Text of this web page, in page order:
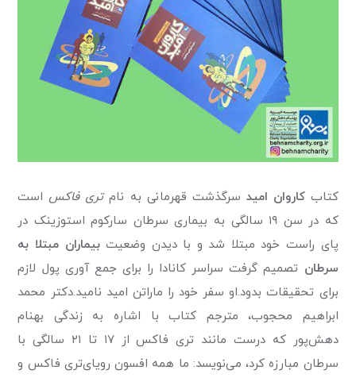
کتابکاروان امید سرگذشت قهرمانی به نامتری فاکس است
که در سن ۱۹ سالگی به بیماری سرطان سارکوم استوزینک در
پای راست خود مبتلا شد و با دیدن وضعیتبیماران مبتلا به
سرطان تصمیم گرفت سراسر کانادا را برای جمع آوری پول لازم
برای تحقیقات بدود.او سفر خود را ماراتن امید نامید.دکتر محمد
ابراهیم محجوب، مترجم کتاب با اشاره به زندگی بهنام
دهش‌پور که درست مانند تری فاکس از ۱۷ تا ۲۱ سالگی با
سرطان مبارزه کرد، می‌نویسد: ما همه افسون رویای‌تری فاکس و